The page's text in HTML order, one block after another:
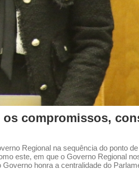
compromissos,
Regional na sequência do ponto
este, em que o Governo Regional
honra a centralidade do